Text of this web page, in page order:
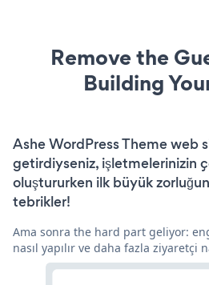
Remove the
Building
Ashe WordPress Theme web
getirdiyseniz, işletmelerinizin
oluştururken ilk büyük
tebrikler!
Ama sonra the hard part geliyor:
nasıl yapılır ve daha fazla ziyaretçi